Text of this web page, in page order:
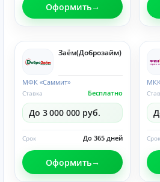
Оформить
Заём(Доброзайм)
МФК «Саммит»
Бесплатно
Ставка
До 3 000 000 руб.
До 365 дней
Срок
Оформить
Срок